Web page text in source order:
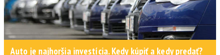
Auto je najhoršia investícia. Kedy kúpiť a kedy predať?